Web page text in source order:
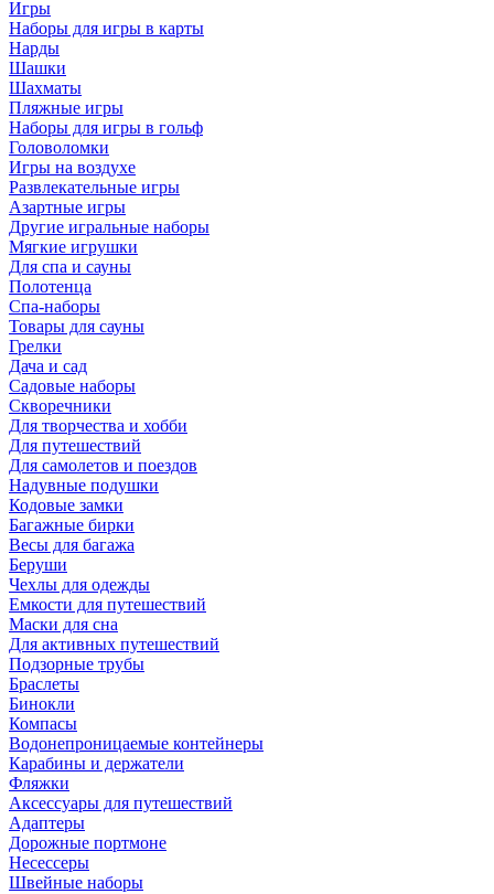
Игры
Наборы для игры в карты
Нарды
Шашки
Шахматы
Пляжные игры
Наборы для игры в гольф
Головоломки
Игры на воздухе
Развлекательные игры
Азартные игры
Другие игральные наборы
Мягкие игрушки
Для спа и сауны
Полотенца
Спа-наборы
Товары для сауны
Грелки
Дача и сад
Садовые наборы
Скворечники
Для творчества и хобби
Для путешествий
Для самолетов и поездов
Надувные подушки
Кодовые замки
Багажные бирки
Весы для багажа
Беруши
Чехлы для одежды
Емкости для путешествий
Маски для сна
Для активных путешествий
Подзорные трубы
Браслеты
Бинокли
Компасы
Водонепроницаемые контейнеры
Карабины и держатели
Фляжки
Аксессуары для путешествий
Адаптеры
Дорожные портмоне
Несессеры
Швейные наборы